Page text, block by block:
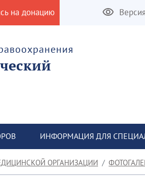
на донацию
ИНФОРМАЦИЯ ДЛЯ
ОРГАНИЗАЦИИ